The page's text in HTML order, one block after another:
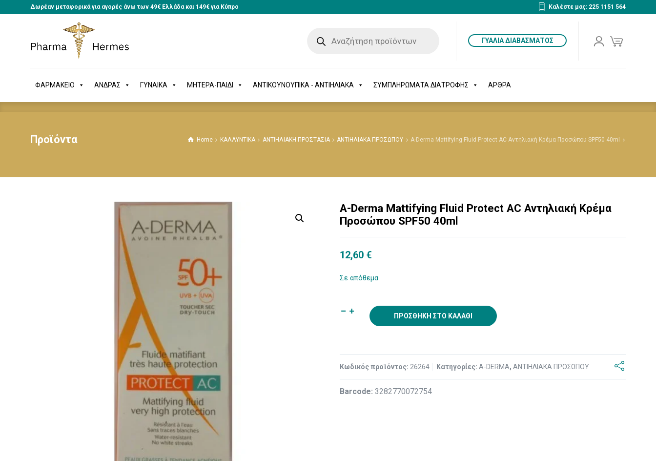
Δωρέαν μεταφορικά για αγορές άνω των 49€ Ελλάδα και 149€ για Κύπρο Καλέστε μας: 225 1151 564
ΓΥΑΛΙΑ ΔΙΑΒΑΣΜΑΤΟΣ
ΦΑΡΜΑΚΕΙΟ ΑΝΔΡΑΣ ΓΥΝΑΙΚΑ ΜΗΤΕΡΑ-ΠΑΙΔΙ ΑΝΤΙΚΟΥΝΟΥΠΙΚΑ - ΑΝΤΙΗΛΙΑΚΑ ΣΥΜΠΛΗΡΩΜΑΤΑ ΔΙΑΤΡΟΦΗΣ ΑΡΘΡΑ
ΦΑΡΜΑΚΕΙΟ ΑΝΔΡΑΣ ΓΥΝΑΙΚΑ ΜΗΤΕΡΑ-ΠΑΙΔΙ ΑΝΤΙΚΟΥΝΟΥΠΙΚΑ - ΑΝΤΙΗΛΙΑΚΑ ΣΥΜΠΛΗΡΩΜΑΤΑ ΔΙΑΤΡΟΦΗΣ ΑΡΘΡΑ
Προϊόντα Home ΚΑΛΛΥΝΤΙΚΑ ΑΝΤΙΗΛΙΑΚΗ ΠΡΟΣΤΑΣΙΑ ΑΝΤΙΗΛΙΑΚΑ ΠΡΟΣΩΠΟΥ A-Derma Mattifying Fluid Protect AC Αντηλιακή Κρέμα Προσώπου SPF50 40ml
A-Derma Mattifying Fluid Protect AC Αντηλιακή Κρέμα
Προσώπου SPF50 40ml
12,60 €
Σε απόθεμα
ΠΡΟΣΘΉΚΗ ΣΤΟ ΚΑΛΆΘΙ
Κωδικός προϊόντος: 26264 Κατηγορίες:A-DERMA,ΑΝΤΙΗΛΙΑΚΑ ΠΡΟΣΩΠΟΥ
Βarcode:3282770072754